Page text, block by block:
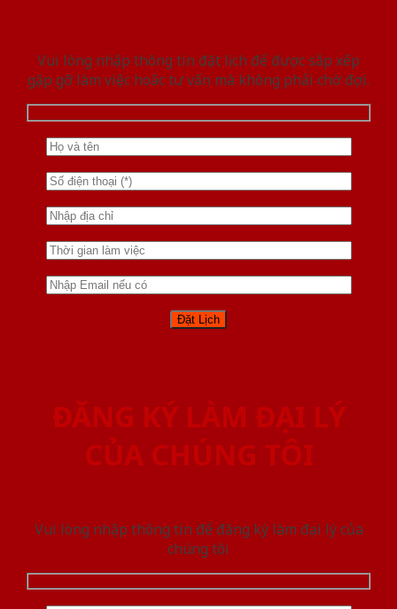
Vui lòng nhập thông tin đặt lịch để được sắp xếp
gặp gỡ làm việc hoăc tư vấn mà không phải chờ đợi.
ĐĂNG KÝ LÀM ĐẠI LÝ
CỦA CHÚNG TÔI
Vui lòng nhập thông tin để đăng ký làm đại lý của
chúng tôi